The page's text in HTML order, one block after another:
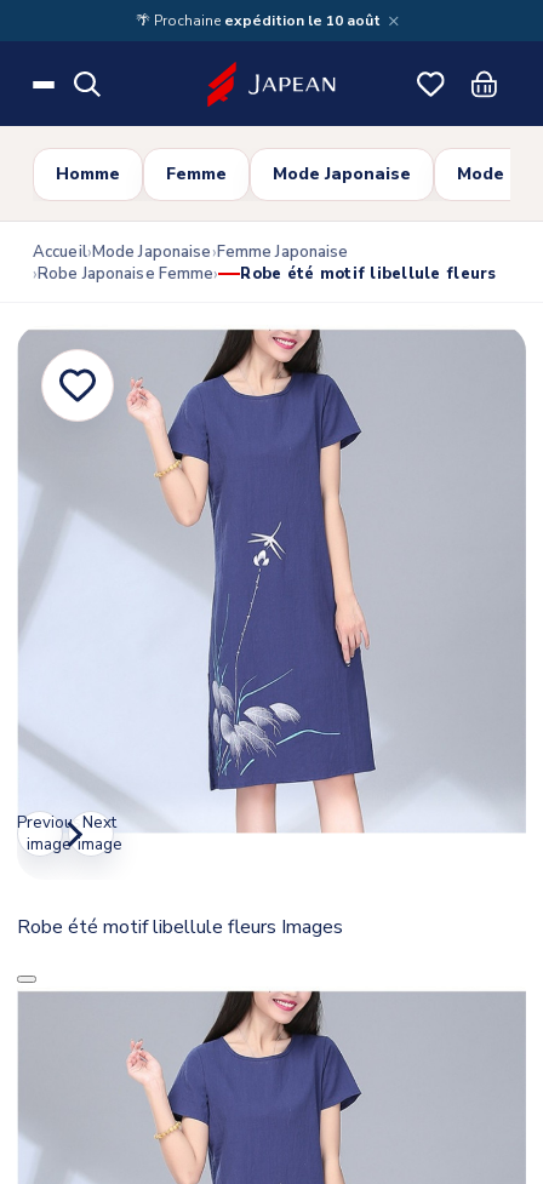
Skip to main content🌴 Prochaine expédition le 10 août ×
Homme Femme Mode Japonaise Mode
Accueil Mode Japonaise Femme Japonaise
Robe Japonaise Femme
Robe été motif libellule fleurs
Previous
image
Next
image
Robe été motif libellule fleurs Images